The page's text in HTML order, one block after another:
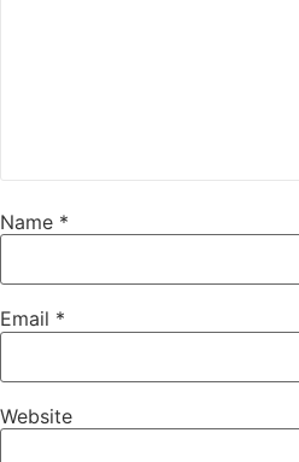
Name *
Email *
Website